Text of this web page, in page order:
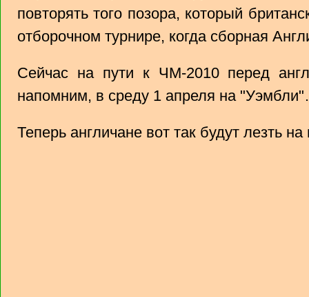
повторять того позора, который
отборочном турнире, когда сборная
Сейчас на пути к ЧМ-2010 перед
напомним, в среду 1 апреля на
Теперь англичане вот так будут лезть